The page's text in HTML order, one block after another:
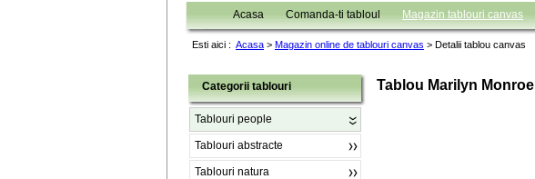
Acasa Comanda-ti tabloul Magazin tablouri canvas
Esti aici : Acasa > Magazin online de tablouri canvas > Detalii tablou canvas
Categorii tablouri
Tablouri people
Tablouri abstracte
Tablouri natura
Tablou Marilyn